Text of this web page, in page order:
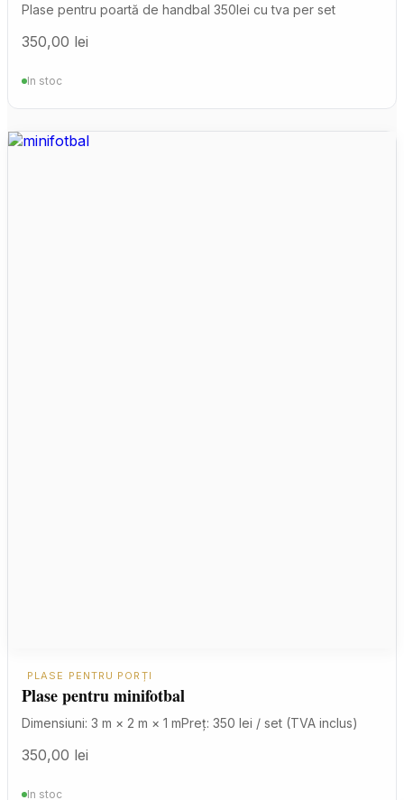
Plase pentru poartă de handbal 350lei cu tva per set
350,00 lei
In stoc
PLASE PENTRU PORȚI
Plase pentru minifotbal
Dimensiuni: 3 m × 2 m × 1 mPreț: 350 lei / set (TVA inclus)
350,00 lei
In stoc